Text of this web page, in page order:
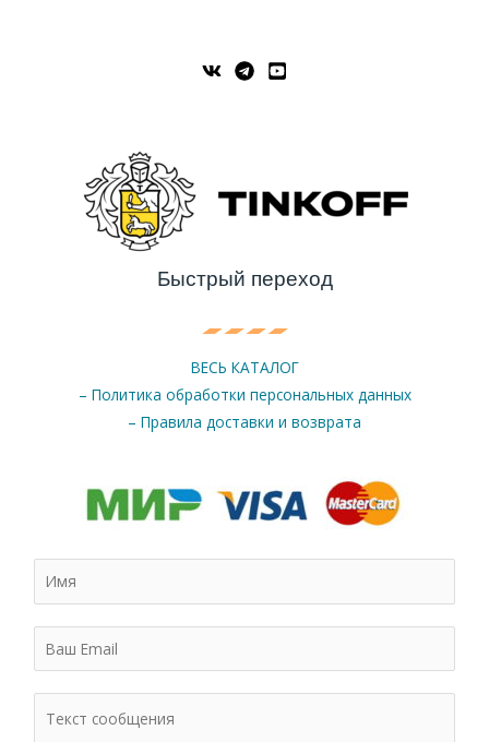
Быстрый переход
ВЕСЬ КАТАЛОГ
– Политика обработки персональных данных
– Правила доставки и возврата